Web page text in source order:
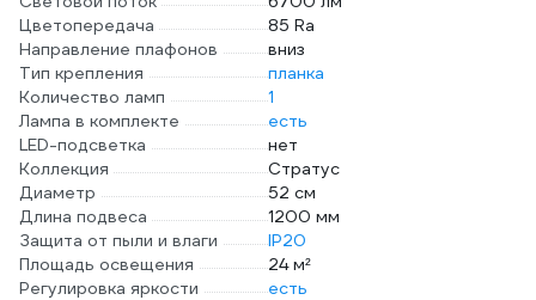
Цветопередача
85 Ra
Направление плафонов
вниз
Тип крепления
планка
Количество ламп
1
Лампа в комплекте
есть
LED-подсветка
нет
Коллекция
Стратус
Диаметр
52 см
Длина подвеса
1200 мм
Защита от пыли и влаги
IP20
Площадь освещения
24 м²
Регулировка яркости
есть